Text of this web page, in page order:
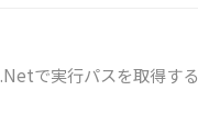
.Netで実行パスを取得する